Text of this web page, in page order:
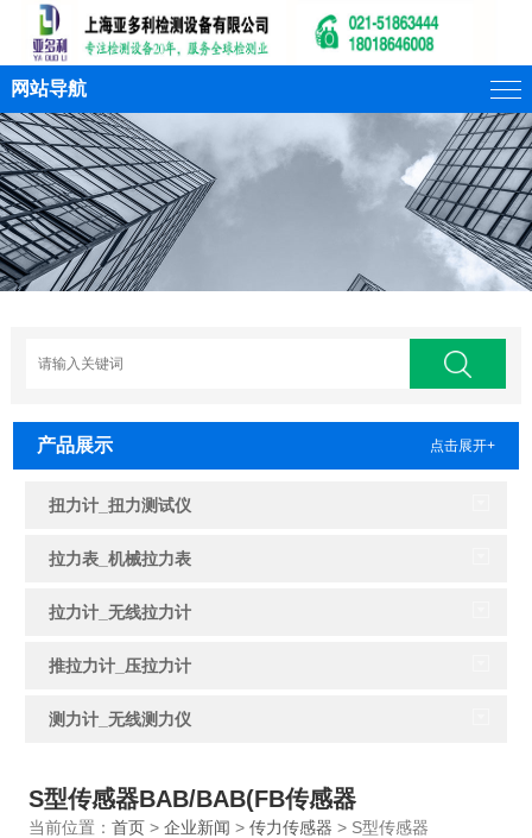
网站导航
产品展示 点击展开+
扭力计_扭力测试仪
拉力表_机械拉力表
拉力计_无线拉力计
推拉力计_压拉力计
测力计_无线测力仪
S型传感器BAB/BAB(FB传感器
当前位置： 首页> 企业新闻 > 传力传感器 > S型传感器